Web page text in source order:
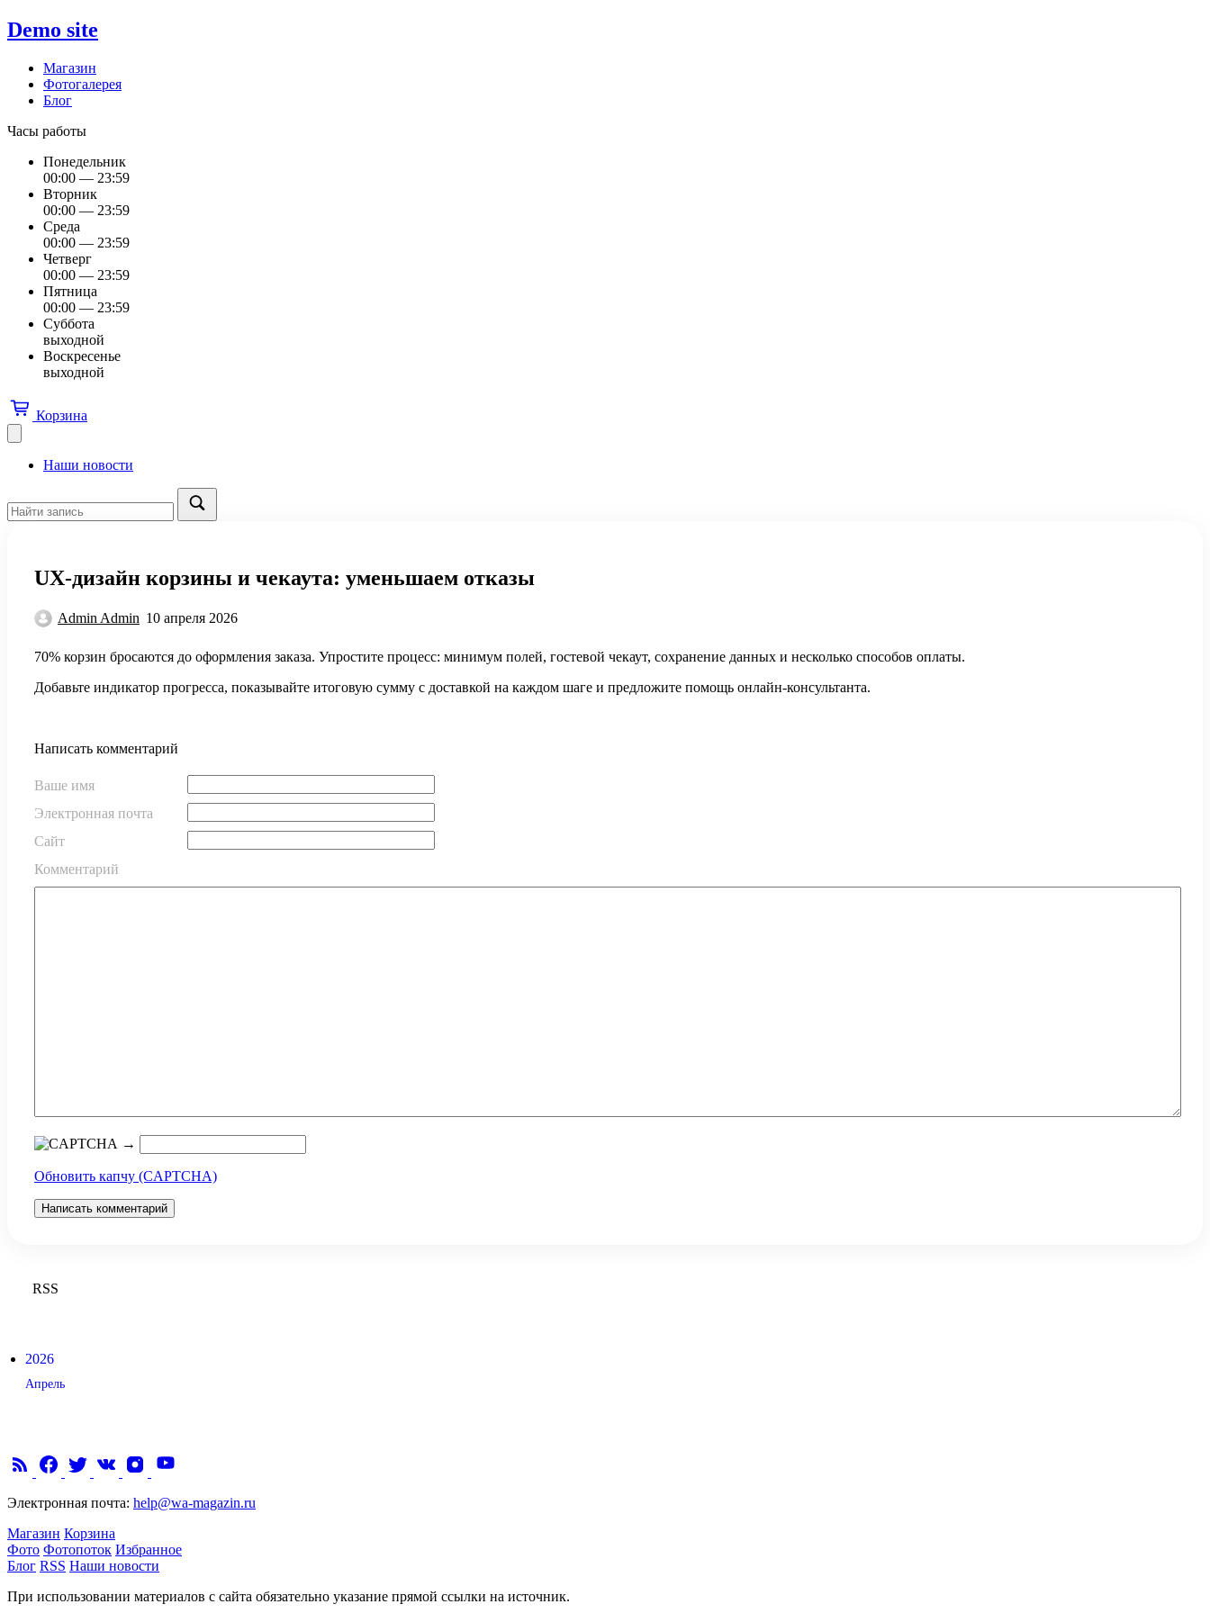
Demo site
Магазин
Фотогалерея
Блог
Часы работы
Понедельник
00:00 — 23:59
Вторник
00:00 — 23:59
Среда
00:00 — 23:59
Четверг
00:00 — 23:59
Пятница
00:00 — 23:59
Суббота
выходной
Воскресенье
выходной
Корзина
Наши новости
UX-дизайн корзины и чекаута: уменьшаем отказы
Admin Admin 10 апреля 2026
70% корзин бросаются до оформления заказа. Упростите процесс: минимум полей, гостевой чекаут, сохранение данных и несколько способов оплаты.
Добавьте индикатор прогресса, показывайте итоговую сумму с доставкой на каждом шаге и предложите помощь онлайн-консультанта.
Написать комментарий
Ваше имя
Электронная почта
Сайт
Комментарий
→
Обновить капчу (CAPTCHA)
RSS
2026
Апрель
Электронная почта: help@wa-magazin.ru
Магазин Корзина
Фото Фотопоток Избранное
Блог RSS Наши новости
При использовании материалов с сайта обязательно указание прямой ссылки на источник.